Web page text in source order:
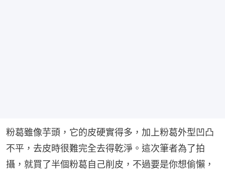
粉葛雖像芋頭，它的皮硬實得多，加上粉葛外型凹凸
不平，去皮時很難完全去得乾淨。這次筆者為了拍
攝，就買了半個粉葛自己削皮，不過要是你想偷懶，